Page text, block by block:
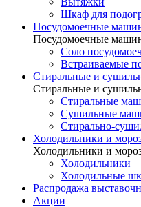
Шкаф для
Посудомоечные
Посудомоечные
Соло
Встраиваемые
Стиральные и
Стиральные и
Стиральные
Сушильные
Стирально-
Холодильники и
Холодильники и
Холодильники
Холодильные
Распродажа
Акции